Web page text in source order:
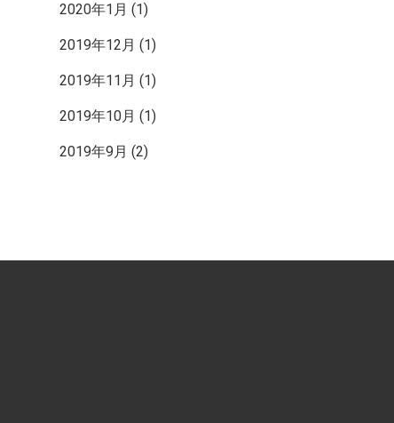
2020年1月 (1)
2019年12月 (1)
2019年11月 (1)
2019年10月 (1)
2019年9月 (2)